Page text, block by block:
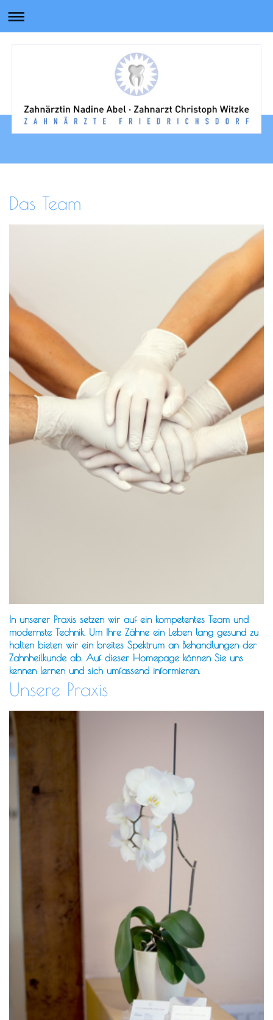
Das Team
In unserer Praxis setzen wir auf ein kompetentes Team und
modernste Technik. Um Ihre Zähne ein Leben lang gesund zu
halten bieten wir ein breites Spektrum an Behandlungen der
Zahnheilkunde ab. Auf dieser Homepage können Sie uns
kennen lernen und sich umfassend informieren.
Unsere Praxis